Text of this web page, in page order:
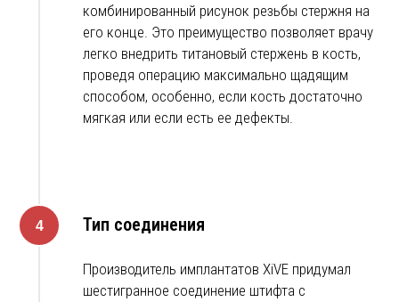
комбинированный рисунок резьбы стержня на
его конце. Это преимущество позволяет врачу
легко внедрить титановый стержень в кость,
проведя операцию максимально щадящим
способом, особенно, если кость достаточно
мягкая или если есть ее дефекты.
Тип соединения
Производитель имплантатов XiVE придумал
шестигранное соединение штифта с